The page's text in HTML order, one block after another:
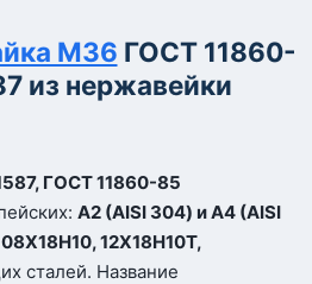
М36 ГОСТ 11860-
из нержавейки
ГОСТ 11860-85
А2 (AISI 304) и А4 (AISI
08Х18Н10, 12Х18Н10Т,
сталей. Название